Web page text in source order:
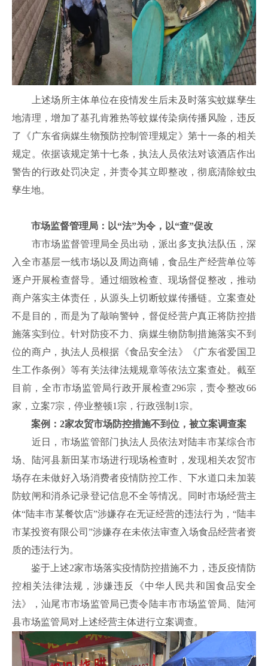
上述场所主体单位在疫情发生后未及时落实蚊媒孳生
地清理，增加了基孔肯雅热等蚊媒传染病传播风险，违反
了《广东省病媒生物预防控制管理规定》第十一条的相关
规定。 依据该规定第十七条，执法人员依法对该酒店作出
警告的行政处罚决定，并责令其立即整改，彻底清除蚊虫
孳生地。
市场监督管理局：以“法”为令，以“查”促改
市市场监督管理局全员出动，派出多支执法队伍，深
入全市基层一线市场 以及 周边商铺 ，食品生产经营单位等
逐户开展检查督导 。通过细致检查、现场督促整改，推动
商户落实主体责任，从源头上切断蚊媒传播链。立案查处
不是目的，而是为了敲响警钟，督促经营户真正将防控措
施落实到位。针对防疫不力、病媒生物防制措施落实不到
位的商户，执法人员根据 《食品安全法》
《广东省爱国卫
生工作条例》等有关法律法规规章等依法立案查处。截至
目前，全市市场监管局行政开展检查296宗，责令整改66
家，立案7宗，停业整顿1宗，行政强制1宗。
案例： 2家农贸市场防控措施不到位，被立案调查案
近日，市场监管部门执法人员依法对陆丰市某综合市
场、
陆河县新田某市场进行现场检查时，发现相关农贸市
场存在未做好入场消费者疫情防控工作、下水道口未加装
防蚊闸和消杀记录登记信息不全等情况。同时市场经营主
体“陆丰市某餐饮店”涉嫌存在无证经营的违法行为，“陆丰
市某投资有限公司”涉嫌存在未依法审查入场食品经营者资
质的违法行为。
鉴于上述2家市场落实疫情防控措施不力，违反疫情防
控相关法律法规，涉嫌违反《中华人民共和国食品安全
法》，汕尾市市场监管局已责令陆丰市市场监管局、陆河
县市场监管局对上述经营主体进行立案调查。